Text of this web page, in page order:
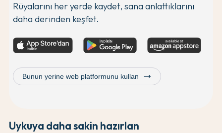
Rüyalarını her yerde kaydet, sana anlattıklarını
daha derinden keşfet.
Bunun yerine web platformunu kullan trending_flat
Uykuya daha sakin hazırlan